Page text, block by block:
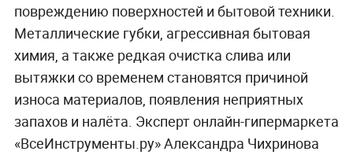
повреждению поверхностей и бытовой техники.
Металлические губки, агрессивная бытовая
химия, а также редкая очистка слива или
вытяжки со временем становятся причиной
износа материалов, появления неприятных
запахов и налёта. Эксперт онлайн-гипермаркета
«ВсеИнструменты.ру» Александра Чихринова